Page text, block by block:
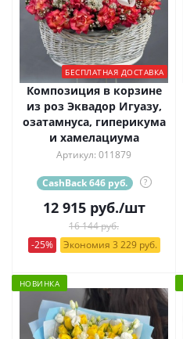
БЕСПЛАТНАЯ ДОСТАВКА
Композиция в корзине
из роз Эквадор Игуазу,
озатамнуса, гиперикума
и хамелациума
Артикул: 011879
CashBack 646 руб. ?
12 915руб./шт
16 144 руб.
-25%
Экономия 3 229 руб.
НОВИНКА